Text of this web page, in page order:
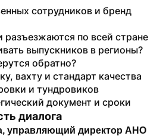
сотрудников и бренд
разъезжаются по всей стране
выпускников в регионы?
обратно?
вахту и стандарт качества
и тундровиков
документ и сроки
диалога
управляющий директор АНО